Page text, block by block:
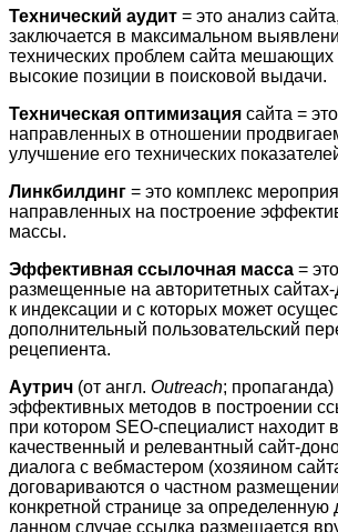
Технический аудит = это анализ
заключается в максимальном
технических проблем сайта мешающих
высокие позиции в поисковой выдачи.
Техническая оптимизация сайта =
направленных в отношении
улучшение его технических
Линкбилдинг = это комплекс
направленных на построение
массы.
Эффективная ссылочная масса =
размещенные на авторитетных
к индексации и с которых может
дополнительный пользовательский
рецепиента.
Аутрич (от англ. Outreach;
эффективных методов в построении
при котором SEO-специалист находит
качественный и релевантный сайт-
диалога с вебмастером (хозяином
договариваются о частном
конкретной странице за
данном случае ссылка размещается